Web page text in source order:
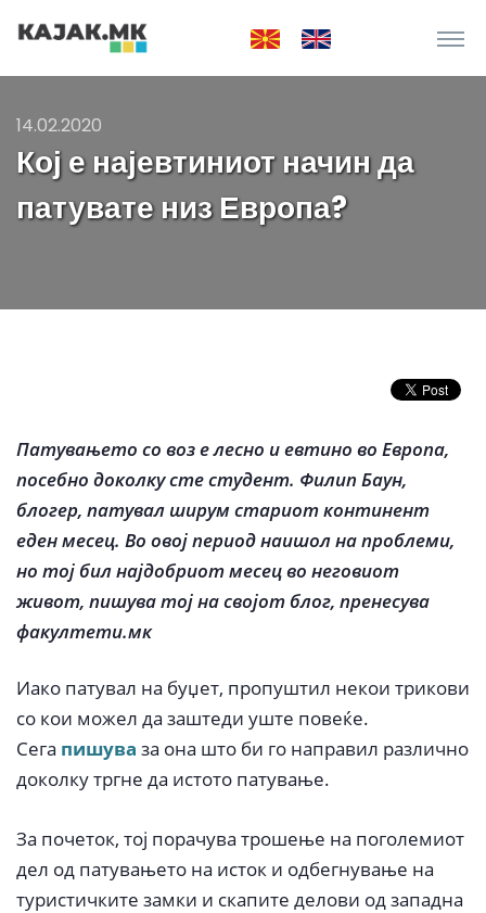
14.02.2020
Кој е најевтиниот начин да
патувате низ Европа?
Патувањето со воз е лесно и евтино во Европа,
посебно доколку сте студент. Филип Баун,
блогер, патувал ширум стариот континент
еден месец. Во овој период наишол на проблеми,
но тој бил најдобриот месец во неговиот
живот, пишува тој на својот блог, пренесува
факултети.мк
Иако патувал на буџет, пропуштил некои трикови
со кои можел да заштеди уште повеќе.
Сега пишува за она што би го направил различно
доколку тргне да истото патување.
За почеток, тој порачува трошење на поголемиот
дел од патувањето на исток и одбегнување на
туристичките замки и скапите делови од западна